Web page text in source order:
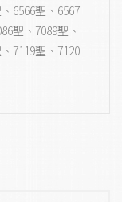
6566聖、6567
聖、7089聖、
7119聖、7120